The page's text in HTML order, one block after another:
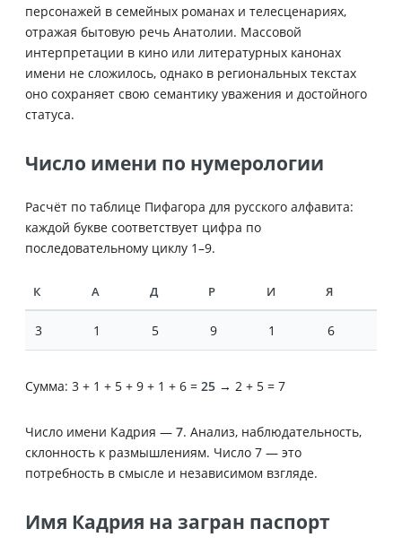
персонажей в семейных романах и телесценариях,
отражая бытовую речь Анатолии. Массовой
интерпретации в кино или литературных канонах
имени не сложилось, однако в региональных текстах
оно сохраняет свою семантику уважения и достойного
статуса.
Число имени по нумерологии
Расчёт по таблице Пифагора для русского алфавита:
каждой букве соответствует цифра по
последовательному циклу 1–9.
К А Д Р И Я
3 1 5 9 1 6
Сумма: 3 + 1 + 5 + 9 + 1 + 6 = 25 → 2 + 5 = 7
Число имени Кадрия — 7. Анализ, наблюдательность,
склонность к размышлениям. Число 7 — это
потребность в смысле и независимом взгляде.
Имя Кадрия на загран паспорт